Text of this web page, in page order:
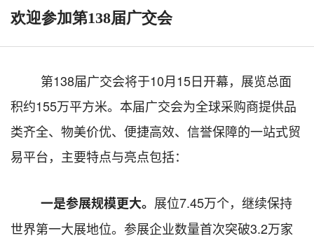
欢迎参加第138届广交会
第138届广交会将于10月15日开幕，展览总面
积约155万平方米。本届广交会为全球采购商提供品
类齐全、物美价优、便捷高效、信誉保障的一站式贸
易平台，主要特点与亮点包括：
一是参展规模更大。 展位7.45万个，继续保持
世界第一大展地位。 参展企业数量首次突破3.2万家